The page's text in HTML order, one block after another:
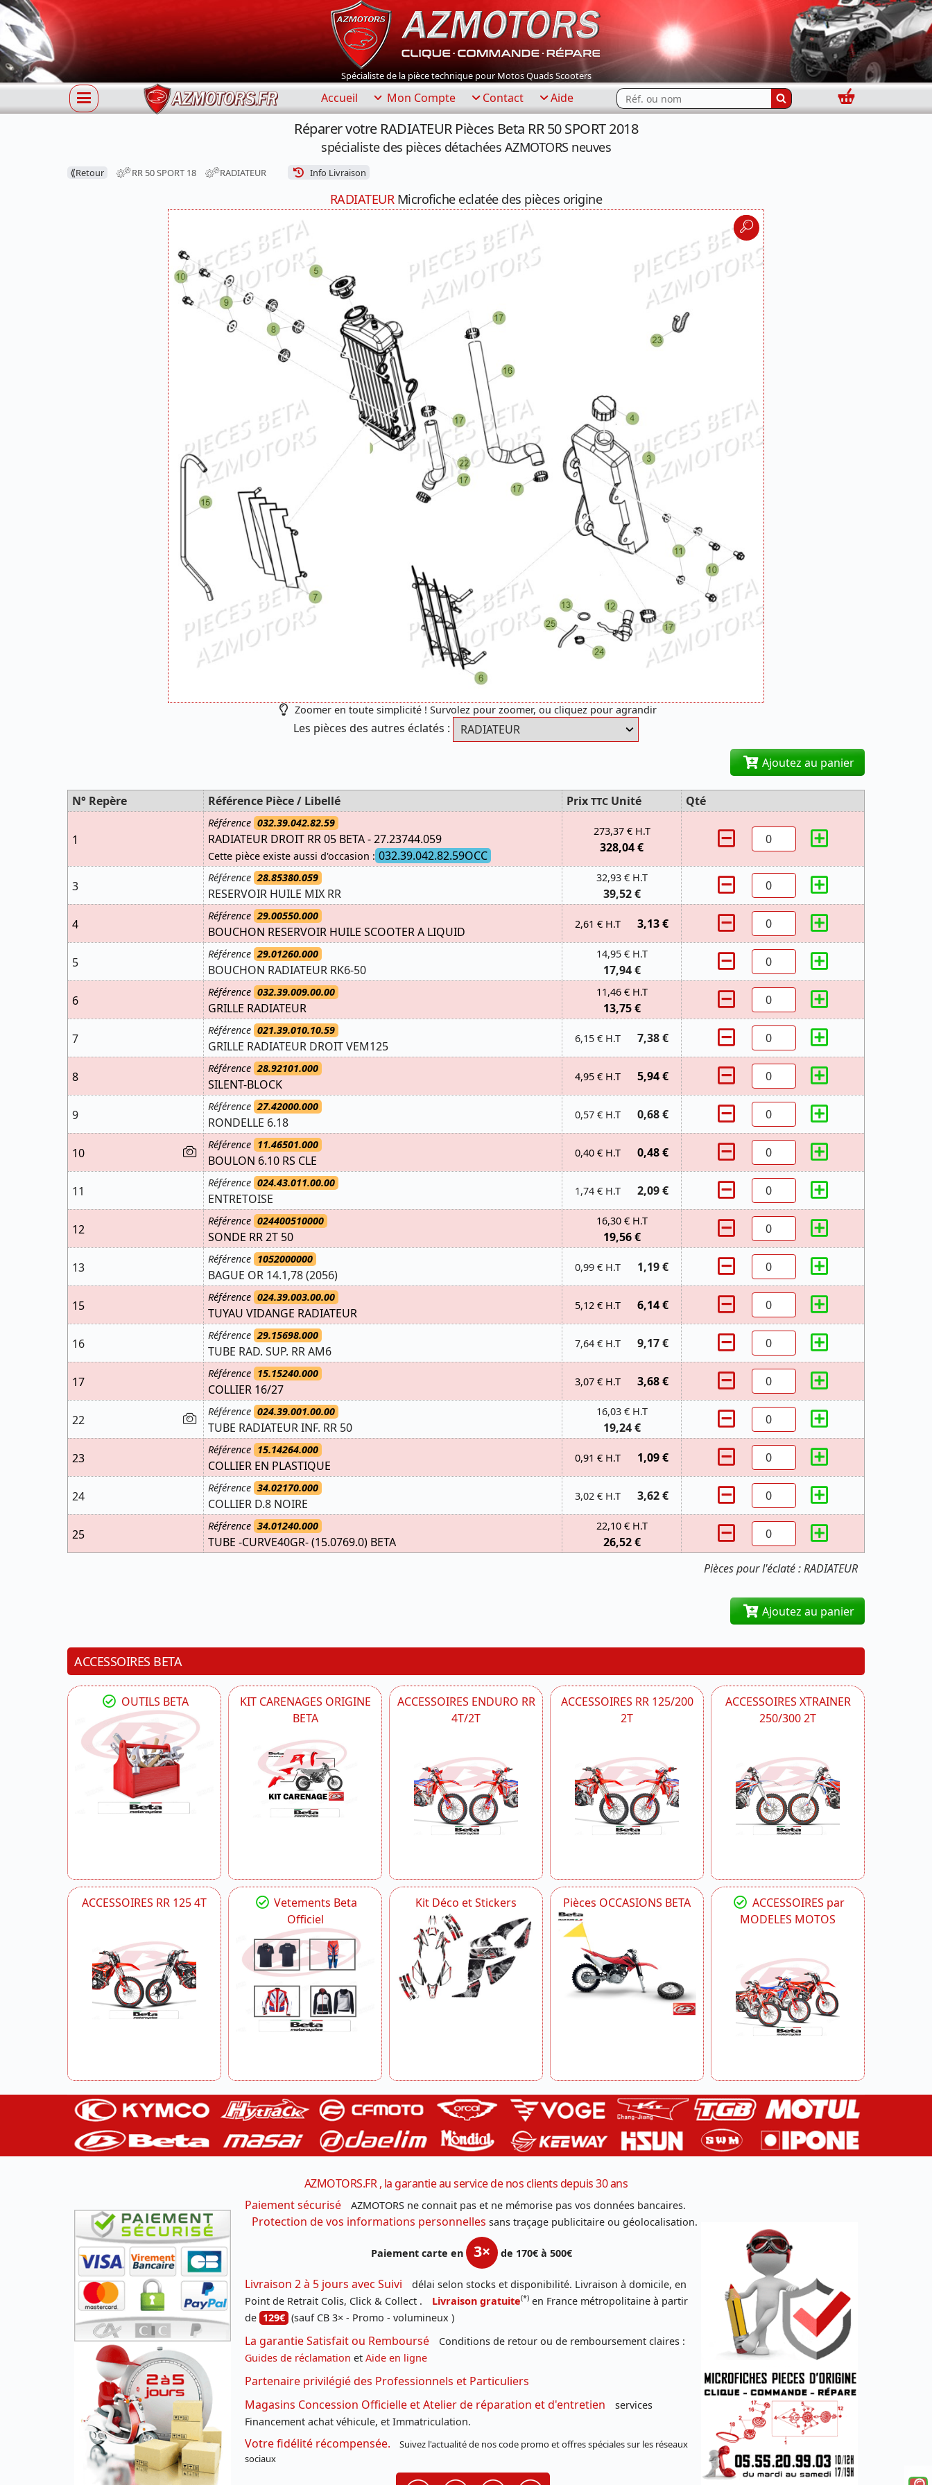
Spécialiste de la pièce technique pour Motos Quads Scooters
Accueil Mon Compte Contact Aide Rechercher...
Panier
Réparer votre RADIATEUR Pièces Beta RR 50 SPORT 2018
spécialiste des pièces détachées AZMOTORS neuves
⟪Retour RR 50 SPORT 18 RADIATEUR Info Livraison
RADIATEURMicrofiche eclatée des pièces origine
Zoomer en toute simplicité ! Survolez pour zoomer, ou cliquez pour agrandir
Les pièces des autres éclatés :
Ajoutez au panier
Pièces pour l'éclaté : RADIATEUR
N° Repère Référence Pièce / Libellé Prix TTC Unité Qté
1
Référence 032.39.042.82.59
RADIATEUR DROIT RR 05 BETA - 27.23744.059
Cette pièce existe aussi d'occasion : 032.39.042.82.59OCC
273,37 € H.T
328,04 €
3
Référence 28.85380.059
RESERVOIR HUILE MIX RR
32,93 € H.T
39,52 €
4
Référence 29.00550.000
BOUCHON RESERVOIR HUILE SCOOTER A LIQUID
2,61 € H.T 3,13 €
5
Référence 29.01260.000
BOUCHON RADIATEUR RK6-50
14,95 € H.T
17,94 €
6
Référence 032.39.009.00.00
GRILLE RADIATEUR
11,46 € H.T
13,75 €
7
Référence 021.39.010.10.59
GRILLE RADIATEUR DROIT VEM125
6,15 € H.T 7,38 €
8
Référence 28.92101.000
SILENT-BLOCK
4,95 € H.T 5,94 €
9
Référence 27.42000.000
RONDELLE 6.18
0,57 € H.T 0,68 €
10
Référence 11.46501.000
BOULON 6.10 RS CLE
0,40 € H.T 0,48 €
11
Référence 024.43.011.00.00
ENTRETOISE
1,74 € H.T 2,09 €
12
Référence 024400510000
SONDE RR 2T 50
16,30 € H.T
19,56 €
13
Référence 1052000000
BAGUE OR 14.1,78 (2056)
0,99 € H.T 1,19 €
15
Référence 024.39.003.00.00
TUYAU VIDANGE RADIATEUR
5,12 € H.T 6,14 €
16
Référence 29.15698.000
TUBE RAD. SUP. RR AM6
7,64 € H.T 9,17 €
17
Référence 15.15240.000
COLLIER 16/27
3,07 € H.T 3,68 €
22
Référence 024.39.001.00.00
TUBE RADIATEUR INF. RR 50
16,03 € H.T
19,24 €
23
Référence 15.14264.000
COLLIER EN PLASTIQUE
0,91 € H.T 1,09 €
24
Référence 34.02170.000
COLLIER D.8 NOIRE
3,02 € H.T 3,62 €
25
Référence 34.01240.000
TUBE -CURVE40GR- (15.0769.0) BETA
22,10 € H.T
26,52 €
Ajoutez au panier
ACCESSOIRES BETA
OUTILS BETA
KIT CARENAGES ORIGINE
BETA
ACCESSOIRES ENDURO RR
4T/2T
ACCESSOIRES RR 125/200
2T
ACCESSOIRES XTRAINER
250/300 2T
ACCESSOIRES RR 125 4T
Vetements Beta
Officiel
Kit Déco et Stickers Pièces OCCASIONS BETA
ACCESSOIRES par
MODELES MOTOS
AZMOTORS.FR , la garantie au service de nos clients depuis 30 ans
Paiement sécurisé
AZMOTORS ne connait pas et ne mémorise pas vos données bancaires.
Protection de vos informations personnelles sans traçage publicitaire ou géolocalisation.
Paiement carte en 3× de 170€ à 500€
Livraison 2 à 5 jours avec Suivi
délai selon stocks et disponibilité. Livraison à domicile, en
Point de Retrait Colis, Click & Collect .
Livraison gratuite(*) en France métropolitaine à partir
de 129€ (sauf CB 3× - Promo - volumineux )
La garantie Satisfait ou Remboursé
Conditions de retour ou de remboursement claires :
Guides de réclamation et Aide en ligne
Partenaire privilégié des Professionnels et Particuliers
Magasins Concession Officielle et Atelier de réparation et d'entretien
services
Financement achat véhicule, et Immatriculation.
Votre fidélité récompensée.
Suivez l'actualité de nos code promo et offres spéciales sur les réseaux
sociaux